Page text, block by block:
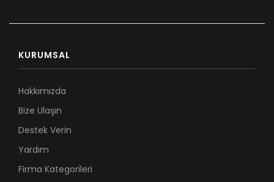
KURUMSAL
Hakkımızda
Bize Ulaşın
Destek Verin
Yardım
Firma Kategorileri